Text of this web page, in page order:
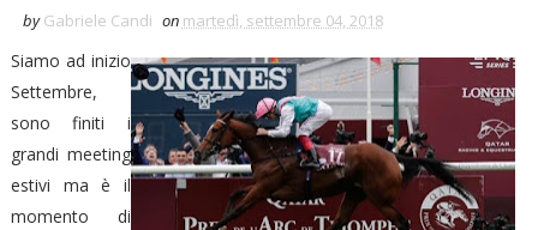
by Gabriele Candi on martedì, settembre 04, 2018
Siamo ad inizio
Settembre,
sono finiti i
grandi meeting
estivi ma è il
momento di